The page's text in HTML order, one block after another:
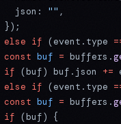
json:
"" ,
});
else if (event.type
const
buf = buffers.
if
(buf) buf.json +=
else if (event.type
const
buf = buffers.
if
(buf) {